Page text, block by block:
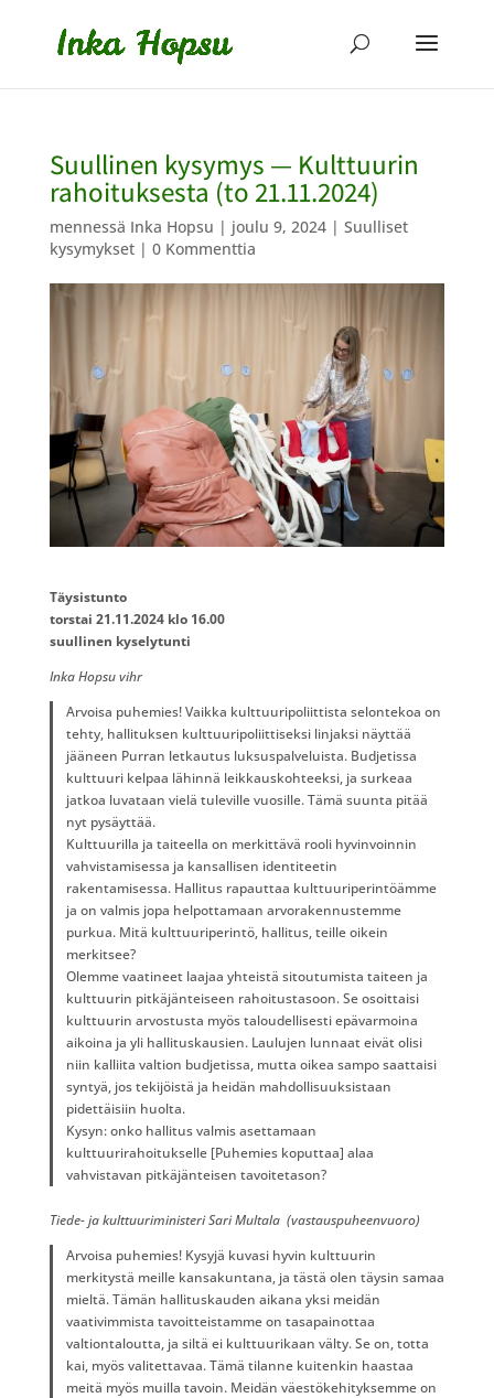
Suullinen kysymys — Kulttuurin
rahoituksesta (to 21.11.2024)
mennessä Inka Hopsu | joulu 9, 2024| Suulliset
kysymykset| 0 Kommenttia
Täysistunto
torstai 21.11.2024 klo 16.00
suullinen kyselytunti
Inka Hopsu vihr
Arvoisa puhemies! Vaikka kulttuuripoliittista selontekoa on
tehty, hallituksen kulttuuripoliittiseksi linjaksi näyttää
jääneen Purran letkautus luksuspalveluista. Budjetissa
kulttuuri kelpaa lähinnä leikkauskohteeksi, ja surkeaa
jatkoa luvataan vielä tuleville vuosille. Tämä suunta pitää
nyt pysäyttää.
Kulttuurilla ja taiteella on merkittävä rooli hyvinvoinnin
vahvistamisessa ja kansallisen identiteetin
rakentamisessa. Hallitus rapauttaa kulttuuriperintöämme
ja on valmis jopa helpottamaan arvorakennustemme
purkua. Mitä kulttuuriperintö, hallitus, teille oikein
merkitsee?
Olemme vaatineet laajaa yhteistä sitoutumista taiteen ja
kulttuurin pitkäjänteiseen rahoitustasoon. Se osoittaisi
kulttuurin arvostusta myös taloudellisesti epävarmoina
aikoina ja yli hallituskausien. Laulujen lunnaat eivät olisi
niin kalliita valtion budjetissa, mutta oikea sampo saattaisi
syntyä, jos tekijöistä ja heidän mahdollisuuksistaan
pidettäisiin huolta.
Kysyn: onko hallitus valmis asettamaan
kulttuurirahoitukselle [Puhemies koputtaa] alaa
vahvistavan pitkäjänteisen tavoitetason?
Tiede- ja kulttuuriministeri Sari Multala (vastauspuheenvuoro)
Arvoisa puhemies! Kysyjä kuvasi hyvin kulttuurin
merkitystä meille kansakuntana, ja tästä olen täysin samaa
mieltä. Tämän hallituskauden aikana yksi meidän
vaativimmista tavoitteistamme on tasapainottaa
valtiontaloutta, ja siltä ei kulttuurikaan välty. Se on, totta
kai, myös valitettavaa. Tämä tilanne kuitenkin haastaa
meitä myös muilla tavoin. Meidän väestökehityksemme on